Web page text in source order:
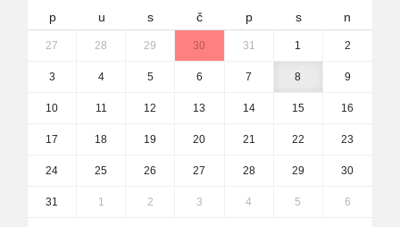
p
u s č p s n
27 28 29 30 31 1 2
3 4 5 6 7 8 9
10 11 12 13 14 15 16
17 18 19 20 21 22 23
24 25 26 27 28 29 30
31 1 2 3 4 5 6